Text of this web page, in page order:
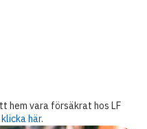
hem vara försäkrat hos LF
klicka här.